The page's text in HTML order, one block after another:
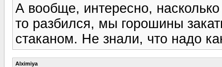
А вообще, интересно,
то разбился, мы горошины
стаканом. Не знали, что надо
Alximiya